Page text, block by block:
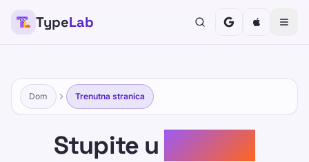
TypeLab
Dom Trenutna stranica
Stupite uKontakt